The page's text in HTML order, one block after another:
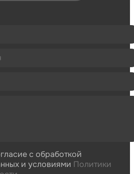
с обработкой
и условиями Политики